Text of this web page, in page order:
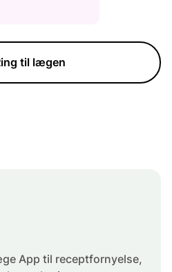
til lægen
App til receptfornyelse,